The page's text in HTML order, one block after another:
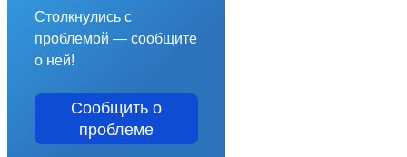
Столкнулись с
проблемой — сообщите
о ней!
Сообщить о
проблеме